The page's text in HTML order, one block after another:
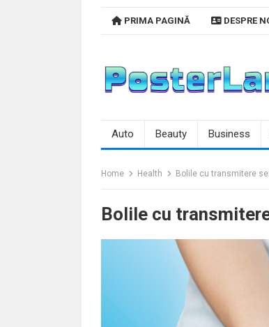
PRIMA PAGINĂ DESPRE
Auto Beauty Business
Home Health Bolile cu transmitere
Bolile cu